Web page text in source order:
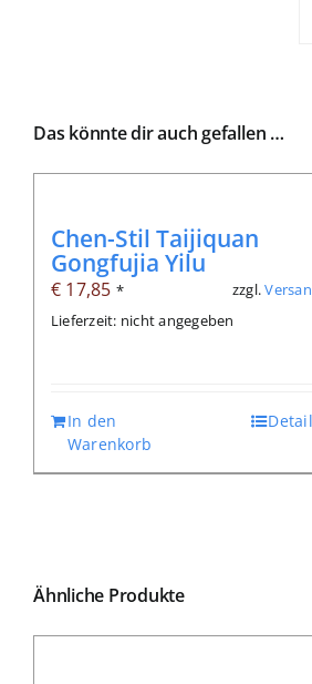
Das könnte dir auch gefallen …
Chen-Stil Taijiquan
Gongfujia Yilu
€ 17,85 * zzgl.
Lieferzeit: nicht angegeben
In den
Warenkorb
Ähnliche Produkte